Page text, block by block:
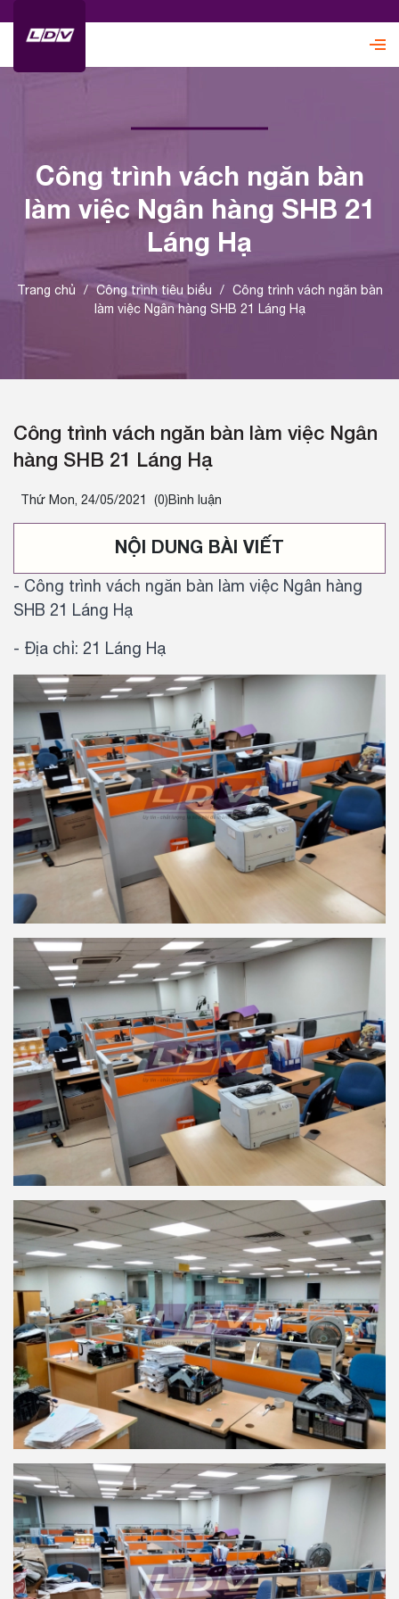
Công trình vách ngăn bàn
làm việc Ngân hàng SHB 21
Láng Hạ
Trang chủ / Công trình tiêu biểu / Công trình vách ngăn bàn
làm việc Ngân hàng SHB 21 Láng Hạ
Công trình vách ngăn bàn làm việc Ngân
hàng SHB 21 Láng Hạ
Thứ Mon, 24/05/2021 (0)Bình luận
NỘI DUNG BÀI VIẾT
- Công trình vách ngăn bàn làm việc Ngân hàng
SHB 21 Láng Hạ
- Địa chỉ: 21 Láng Hạ